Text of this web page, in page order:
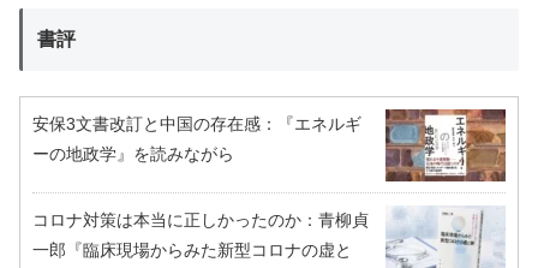
書評
安保3文書改訂と中国の存在感：『エネルギ
ーの地政学』を読みながら
コロナ対策は本当に正しかったのか：青柳貞
一郎『臨床現場からみた新型コロナの虚と